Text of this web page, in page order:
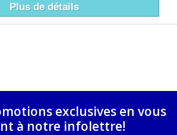
Plus de détails
exclusives en vous
à notre infolettre!